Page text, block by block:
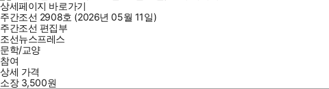
상세페이지 바로가기
주간조선 2908호 (2026년 05월 11일)
주간조선 편집부
조선뉴스프레스
문학/교양
참여
상세 가격
소장 3,500원